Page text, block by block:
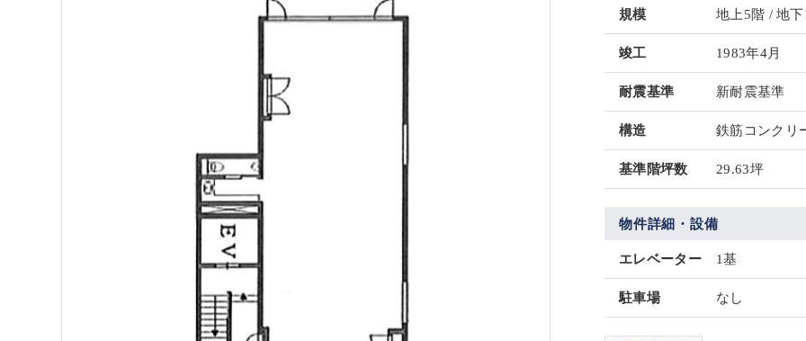
規模 地上5階 / 地
竣工 1983年4月
耐震基準 新耐震基準
構造 鉄筋コンクリ
基準階坪数 29.63坪
物件詳細・設備
エレベーター 1基
駐車場 なし